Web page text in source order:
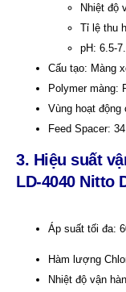
Nhiệt độ
Tỉ lệ thu
pH: 6.5-
Cấu tạo: Màng
Polymer màng:
Vùng hoạt động
Feed Spacer:
3. Hiệu suất
LD-4040 Nitto
Áp suất tối đa:
Hàm lượng
Nhiệt độ vận